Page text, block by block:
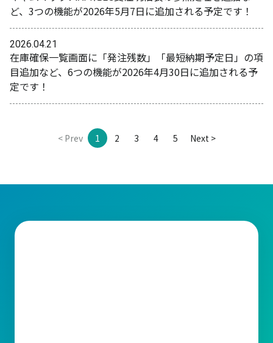
ど、3つの機能が2026年5月7日に追加される予定です！
2026.04.21
在庫確保一覧画面に「発注残数」「最短納期予定日」の項
目追加など、6つの機能が2026年4月30日に追加される予
定です！
< Prev 1 2 3 4 5 Next >